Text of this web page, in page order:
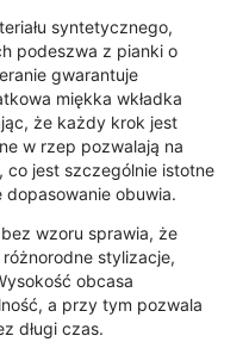
syntetycznego,
podeszwa z pianki o
gwarantuje
miękka wkładka
że każdy krok jest
w rzep pozwalają na
co jest szczególnie istotne
obuwia.
wzoru sprawia, że
stylizacje,
obcasa
a przy tym pozwala
długi czas.